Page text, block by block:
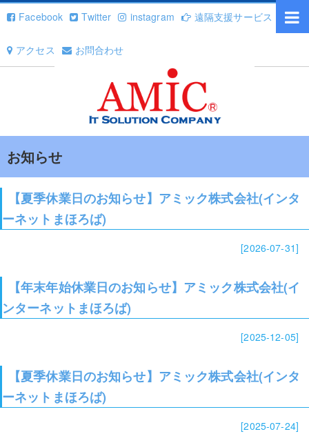
Facebook Twitter instagram 遠隔支援サービス
アクセス お問合わせ
お知らせ
【夏季休業日のお知らせ】アミック株式会社(インタ
ーネットまほろば)
[2026-07-31]
【年末年始休業日のお知らせ】アミック株式会社(イ
ンターネットまほろば)
[2025-12-05]
【夏季休業日のお知らせ】アミック株式会社(インタ
ーネットまほろば)
[2025-07-24]